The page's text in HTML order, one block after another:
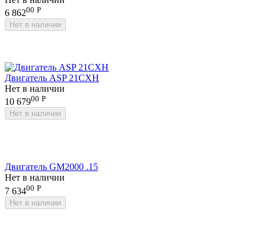
6 86200 Р
Нет в наличии
Двигатель ASP 21CXH
Нет в наличии
10 67900 Р
Нет в наличии
Двигатель GM2000 .15
Нет в наличии
7 63400 Р
Нет в наличии